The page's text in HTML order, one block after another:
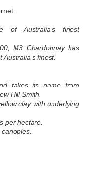
:
of Australia’s finest
M3 Chardonnay has
finest.
takes its name from
Hill Smith.
clay with underlying
per hectare.